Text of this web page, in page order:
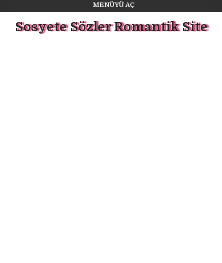
MENÜYÜ AÇ
Sosyete Sözler Romantik Site